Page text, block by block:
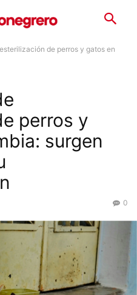
de perros y gatos en
perros y
surgen
0